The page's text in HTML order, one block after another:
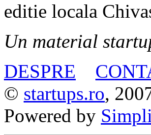
editie locala
Un material
DESPRE
© startups.ro,
Powered by